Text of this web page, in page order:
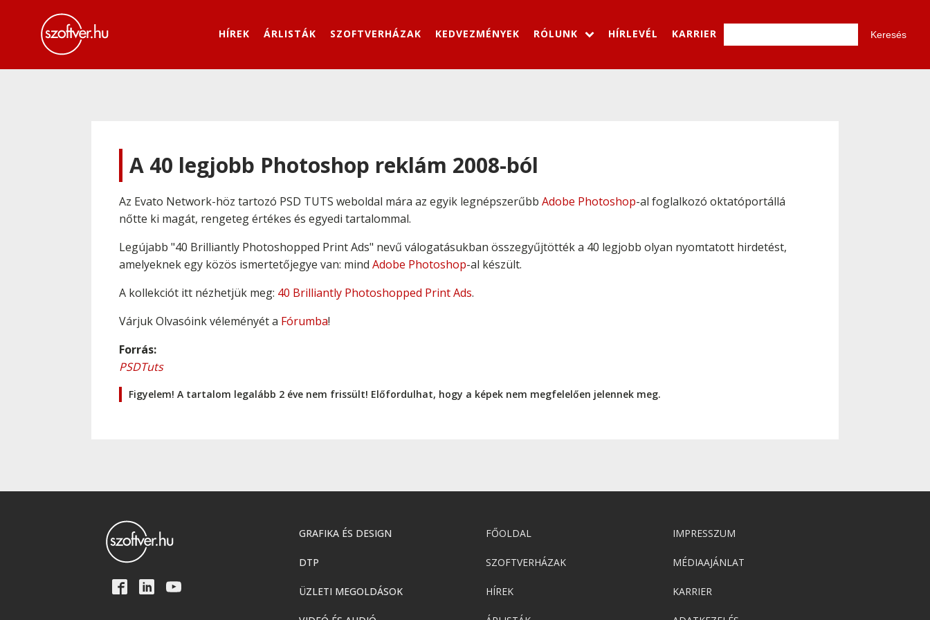
HÍREK ÁRLISTÁK SZOFTVERHÁZAK KEDVEZMÉNYEK RÓLUNK HÍRLEVÉL KARRIER
A 40 legjobb Photoshop reklám 2008-ból
Az Evato Network-höz tartozó PSD TUTS weboldal mára az egyik legnépszerűbb Adobe Photoshop-al foglalkozó oktatóportállá
nőtte ki magát, rengeteg értékes és egyedi tartalommal.
Legújabb "40 Brilliantly Photoshopped Print Ads" nevű válogatásukban összegyűjtötték a 40 legjobb olyan nyomtatott hirdetést,
amelyeknek egy közös ismertetőjegye van: mind Adobe Photoshop-al készült.
A kollekciót itt nézhetjük meg: 40 Brilliantly Photoshopped Print Ads.
Várjuk Olvasóink véleményét a Fórumba!
Forrás:
PSDTuts
Figyelem! A tartalom legalább 2 éve nem frissült! Előfordulhat, hogy a képek nem megfelelően jelennek meg.
GRAFIKA ÉS DESIGN
DTP
ÜZLETI MEGOLDÁSOK
FŐOLDAL
SZOFTVERHÁZAK
HÍREK
IMPRESSZUM
MÉDIAAJÁNLAT
KARRIER